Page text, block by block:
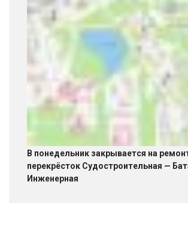
В понедельник закрывается на
перекрёсток Судостроительная —
Инженерная